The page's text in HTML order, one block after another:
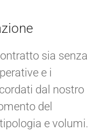
sia senza
e i
dal nostro
del
e volumi.